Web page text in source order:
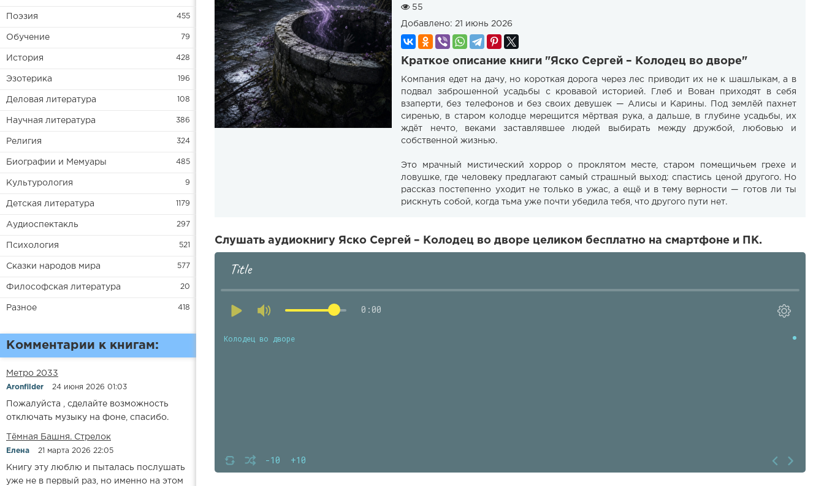
Поэзия 455
Обучение 79
История 428
Эзотерика 196
Деловая литература 108
Научная литература 386
Религия 324
Биографии и Мемуары 485
Культурология 9
Детская литература 1179
Аудиоспектакль 297
Психология 521
Сказки народов мира 577
Философская литература 20
Разное 418
Комментарии к книгам:
Метро 2033
Aronfilder 24 июня 2026 01:03
Пожалуйста , сделайте возможность
отключать музыку на фоне, спасибо.
​​Тёмная Башня. Стрелок
Елена 21 марта 2026 22:05
Книгу эту люблю и пыталась послушать
уже не в первый раз, но именно на этом
55
Добавлено: 21 июнь 2026
Краткое описание книги "Яско Сергей – Колодец во дворе"
Компания едет на дачу, но короткая дорога через лес приводит их не к шашлыкам, а в
подвал заброшенной усадьбы с кровавой историей. Глеб и Вован приходят в себя
взаперти, без телефонов и без своих девушек — Алисы и Карины. Под землёй пахнет
сиренью, в старом колодце мерещится мёртвая рука, а дальше, в глубине усадьбы, их
ждёт нечто, веками заставлявшее людей выбирать между дружбой, любовью и
собственной жизнью.
Это мрачный мистический хоррор о проклятом месте, старом помещичьем грехе и
ловушке, где человеку предлагают самый страшный выход: спастись ценой другого. Но
рассказ постепенно уходит не только в ужас, а ещё и в тему верности — готов ли ты
рискнуть собой, когда тьма уже почти убедила тебя, что другого пути нет.
Слушать аудиокнигу Яско Сергей – Колодец во дворе целиком бесплатно на смартфоне и ПК.
Title
0:00
-10 +10
Колодец во дворе